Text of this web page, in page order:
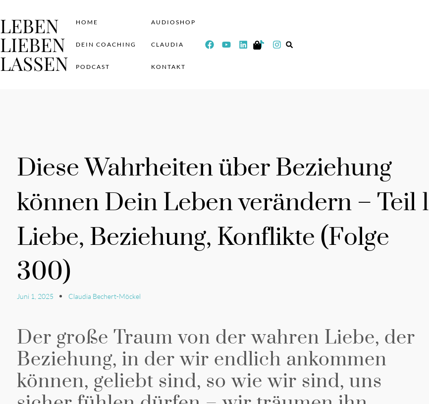
LEBEN
LIEBEN
LASSEN
HOME
DEIN COACHING
PODCAST
AUDIOSHOP
CLAUDIA
KONTAKT
Diese Wahrheiten über Beziehung
können Dein Leben verändern – Teil 1
Liebe, Beziehung, Konflikte (Folge
300)
Juni 1, 2025 Claudia Bechert-Möckel
Der große Traum von der wahren Liebe, der
Beziehung, in der wir endlich ankommen
können, geliebt sind, so wie wir sind, uns